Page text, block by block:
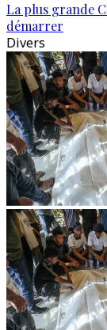
La plus grande
démarrer
Divers